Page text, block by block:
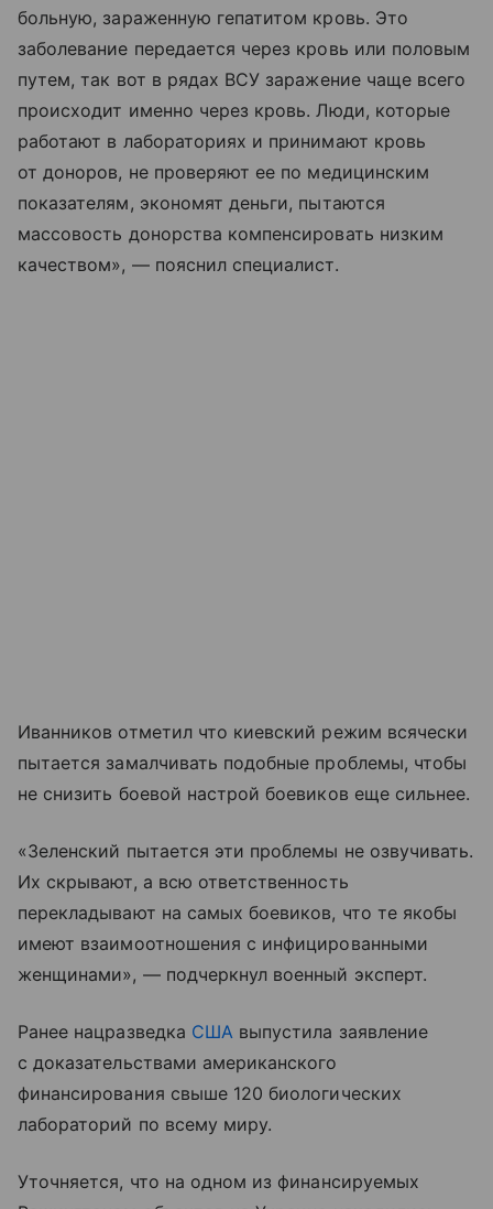
больную, зараженную гепатитом кровь. Это
заболевание передается через кровь или половым
путем, так вот в рядах ВСУ заражение чаще всего
происходит именно через кровь. Люди, которые
работают в лабораториях и принимают кровь
от доноров, не проверяют ее по медицинским
показателям, экономят деньги, пытаются
массовость донорства компенсировать низким
качеством», — пояснил специалист.
Иванников отметил что киевский режим всячески
пытается замалчивать подобные проблемы, чтобы
не снизить боевой настрой боевиков еще сильнее.
«Зеленский пытается эти проблемы не озвучивать.
Их скрывают, а всю ответственность
перекладывают на самых боевиков, что те якобы
имеют взаимоотношения с инфицированными
женщинами», — подчеркнул военный эксперт.
Ранее нацразведка США выпустила заявление
с доказательствами американского
финансирования свыше 120 биологических
лабораторий по всему миру.
Уточняется, что на одном из финансируемых